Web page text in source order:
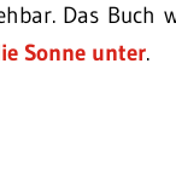
Das Buch
Sonne unter.